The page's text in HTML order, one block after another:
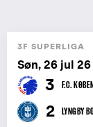
3F SUPERLIGA
Søn, 26 jul 26
3 F.C.
2 LYNGBY